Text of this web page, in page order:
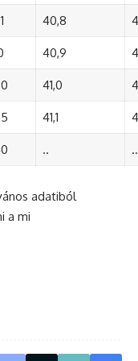
40,8
40,9
41,0
41,1
.. ..
adatiból
a mi